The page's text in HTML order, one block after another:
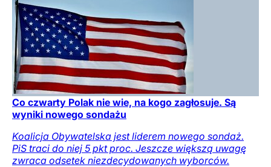
Co czwarty Polak nie wie, na kogo zagłosuje. Są
wyniki nowego sondażu
Koalicja Obywatelska jest liderem nowego sondaż.
PiS traci do niej 5 pkt proc. Jeszcze większą uwagę
zwraca odsetek niezdecydowanych wyborców.